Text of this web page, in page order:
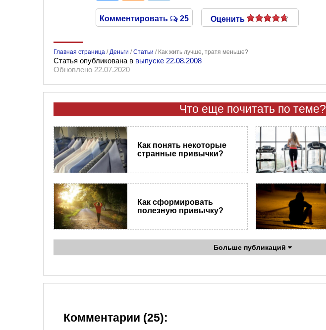
Комментировать 25 Оценить
Главная страница / Деньги /Статьи / Как жить лучше, тратя меньше?
Статья опубликована в выпуске 22.08.2008
Обновлено 22.07.2020
Что еще почитать по теме?
Как понять некоторые
странные привычки?
Как сформировать
полезную привычку?
Больше публикаций
Комментарии (25):